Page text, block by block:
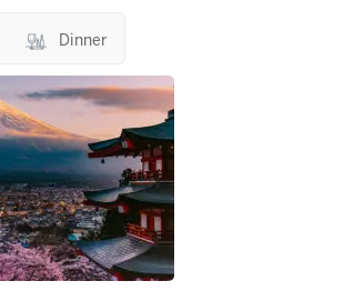
Dinner